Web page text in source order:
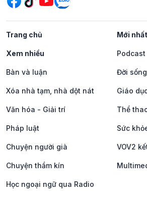
Trang chủ Mới nhất
Xem nhiều Podcast
Bàn và luận Đời
Xóa nhà tạm, nhà dột nát Giáo
Văn hóa - Giải trí Thể
Pháp luật Sức
Chuyện người già VOV2
Chuyện thầm kín
Học ngoại ngữ qua Radio